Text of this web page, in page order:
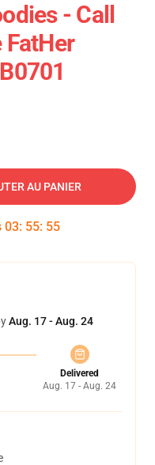
- Call
FatHer
AU PANIER
03: 55: 54
Aug. 17 - Aug. 24
Delivered
Aug. 17 - Aug. 24